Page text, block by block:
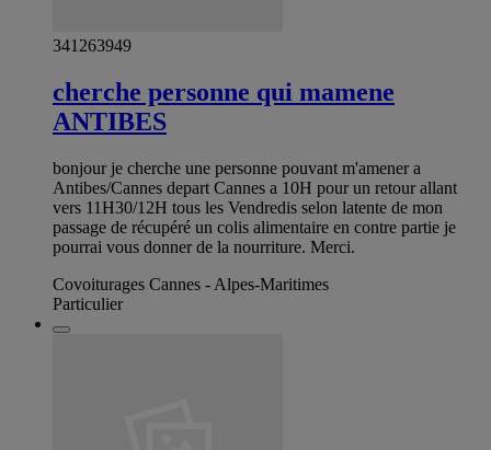
341263949
cherche personne qui mamene
ANTIBES
bonjour je cherche une personne pouvant m'amener a
Antibes/Cannes depart Cannes a 10H pour un retour allant
vers 11H30/12H tous les Vendredis selon latente de mon
passage de récupéré un colis alimentaire en contre partie je
pourrai vous donner de la nourriture. Merci.
Covoiturages Cannes - Alpes-Maritimes
Particulier